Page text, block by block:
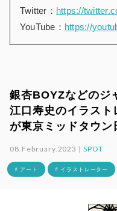
Twitter： https://
YouTube： https://
銀杏BOYZなどのジ
江口寿史のイラスト
が東京ミッドタウン
08.February.2023 |SPOT
# アート # イラストレーター